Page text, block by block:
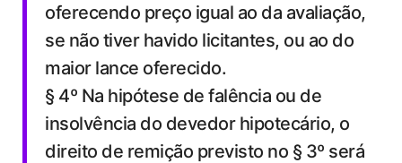
oferecendo preço igual ao da avaliação,
se não tiver havido licitantes, ou ao do
maior lance oferecido.
§ 4º Na hipótese de falência ou de
insolvência do devedor hipotecário, o
direito de remição previsto no § 3º será